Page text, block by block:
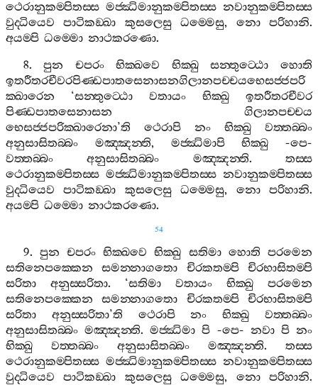
ථෙරානුකම‍්පිතස‍්ස මජ‍්ඣිමානුකම‍්පිතස‍්ස නවානුකම‍්පිතස‍්ස
වුද‍්ධියෙව
පාටිකඞ‍්ඛා කුසලෙසු ධම‍්මෙසු, නො පරිහානි.
අයම‍්පි ධම‍්මො නාථකරණො.
8.පුන චපරං භික‍්ඛවෙ භික‍්ඛු සන‍්තුට‍්ඨො
හොති
ඉතරීතරචීවරපිණ‍්ඩපාතසෙනාසනගිලානපච‍්චයභෙසජ‍්ජපරි
ක‍්ඛාරෙන ‘සන‍්තුට‍්ඨො වතායං භික‍්ඛු
ඉතරීතරචීවර
පිණ‍්ඩපාතසෙනාසන
ගිලානපච‍්චය
භෙසජ‍්ජපරික‍්ඛාරෙනා’ති ථෙරාපි නං භික‍්ඛු
වත‍්තබ‍්බං
අනුසාසිතබ‍්බං
මඤ‍්ඤන‍්ති, මජ‍්ඣිමාපි භික‍්ඛු -පෙ-
වත‍්තබ‍්බං
අනුසාසිතබ‍්බං මඤ‍්ඤන‍්ති.තස‍්ස
ථෙරානුකම‍්පිතස‍්ස මජ‍්ඣිමානුකම‍්පිතස‍්ස නවානුකම‍්පිතස‍්ස
වුද‍්ධියෙව
පාටිකඞ‍්ඛා කුසලෙසු ධම‍්මෙසු, නො පරිහානි.
අයම‍්පි ධම‍්මො නාථකරණො.
54
9. පුන චපරං භික‍්ඛවෙ භික‍්ඛු සතිමා හොති පරමෙන
සතිනෙපක‍්කෙන
සමන‍්නාගතො චිරකතම‍්පි
චිරභාසිතම‍්පි
සරිතා
අනුස‍්සරිතා. ‘සතිමා වතායං භික‍්ඛු
පරමෙන
සතිනෙපක‍්කෙන
සමන‍්නාගතො චිරකතම‍්පි
චිරභාසිතම‍්පි
සරිතා
අනුස‍්සරිතා’ති ථෙරාපි නං භික‍්ඛු
වත‍්තබ‍්බං
අනුසාසිතබ‍්බං මඤ‍්ඤන‍්ති.මජ‍්ඣිමා පි -පෙ- නවා පි නං
භික‍්ඛු
වත‍්තබ‍්බං අනුසාසිතබ‍්බං මඤ‍්ඤන‍්ති. තස‍්ස
ථෙරානුකම‍්පිතස‍්ස මජ‍්ඣිමානුකම‍්පිතස‍්ස නවානුකම‍්පිතස‍්ස
වුද‍්ධියෙව
පාටිකඞ‍්ඛා කුසලෙසු ධම‍්මෙසු, නො පරිහානි.